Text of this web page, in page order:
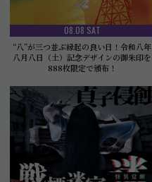
08.08 SAT
“八”が三つ並ぶ縁起の良い日！令和八年
八月八日（土）記念デザインの御朱印を
888枚限定で頒布！